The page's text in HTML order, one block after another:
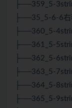
├──359_5-
├──35_5-6-6右
├──360_5-
├──361_5-
├──362_5-
├──363_5-
├──364_5-
├──365_5-